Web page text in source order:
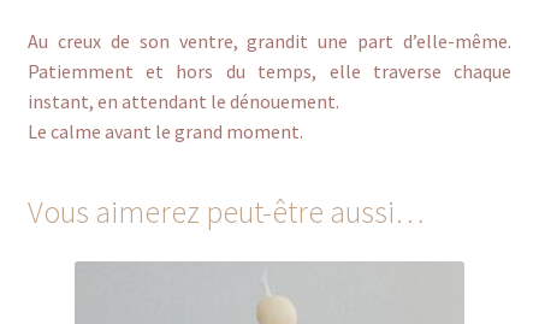
Au creux de son ventre, grandit une part d’elle-même.
Patiemment et hors du temps, elle traverse chaque
instant, en attendant le dénouement.
Le calme avant le grand moment.
Vous aimerez peut-être aussi…